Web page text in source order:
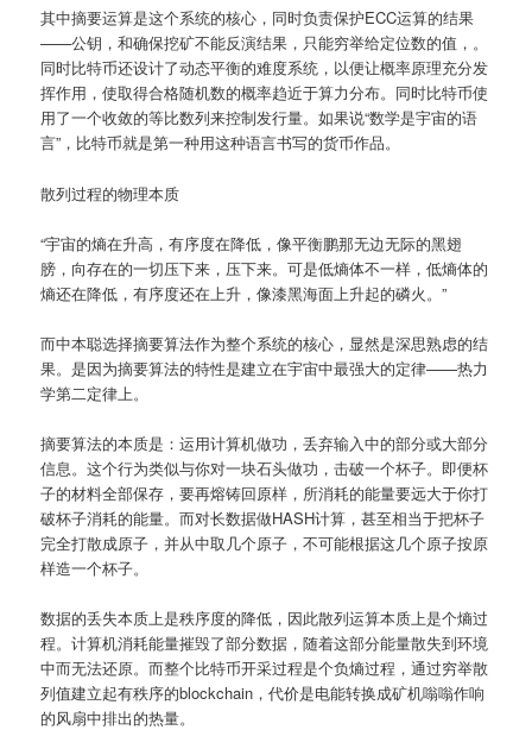
其中摘要运算是这个系统的核心，同时负责保护ECC运算的结果
——公钥，和确保挖矿不能反演结果，只能穷举给定位数的值，。
同时比特币还设计了动态平衡的难度系统，以便让概率原理充分发
挥作用，使取得合格随机数的概率趋近于算力分布。同时比特币使
用了一个收敛的等比数列来控制发行量。如果说“数学是宇宙的语
言”，比特币就是第一种用这种语言书写的货币作品。
散列过程的物理本质
“宇宙的熵在升高，有序度在降低，像平衡鹏那无边无际的黑翅
膀，向存在的一切压下来，压下来。可是低熵体不一样，低熵体的
熵还在降低，有序度还在上升，像漆黑海面上升起的磷火。”
而中本聪选择摘要算法作为整个系统的核心，显然是深思熟虑的结
果。是因为摘要算法的特性是建立在宇宙中最强大的定律——热力
学第二定律上。
摘要算法的本质是：运用计算机做功，丢弃输入中的部分或大部分
信息。这个行为类似与你对一块石头做功，击破一个杯子。即便杯
子的材料全部保存，要再熔铸回原样，所消耗的能量要远大于你打
破杯子消耗的能量。而对长数据做HASH计算，甚至相当于把杯子
完全打散成原子，并从中取几个原子，不可能根据这几个原子按原
样造一个杯子。
数据的丢失本质上是秩序度的降低，因此散列运算本质上是个熵过
程。计算机消耗能量摧毁了部分数据，随着这部分能量散失到环境
中而无法还原。而整个比特币开采过程是个负熵过程，通过穷举散
列值建立起有秩序的blockchain，代价是电能转换成矿机嗡嗡作响
的风扇中排出的热量。